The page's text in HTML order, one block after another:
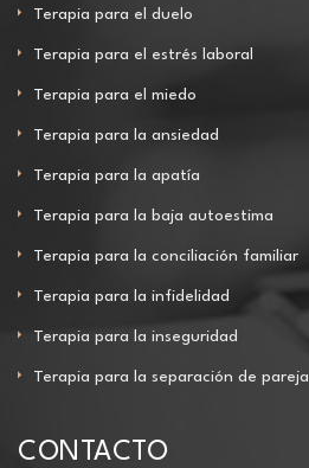
Terapia para el duelo
Terapia para el estrés laboral
Terapia para el miedo
Terapia para la ansiedad
Terapia para la apatía
Terapia para la baja autoestima
Terapia para la conciliación familiar
Terapia para la infidelidad
Terapia para la inseguridad
Terapia para la separación de pareja
CONTACTO